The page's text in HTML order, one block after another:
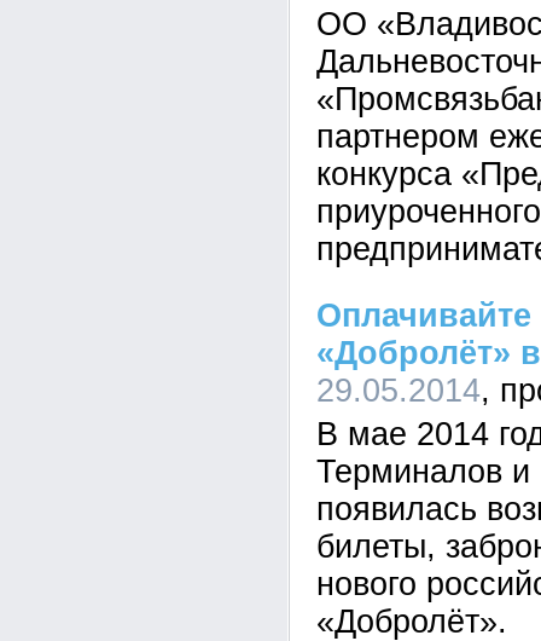
ОО
партнером
конкурса
«Добролёт»
29.05.2014
В мае 2014
Терминалов и
появилась
билеты,
нового
«Добролёт».